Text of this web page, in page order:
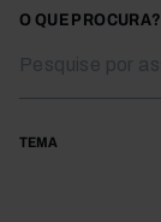
O QUE PROCURA?
TEMA